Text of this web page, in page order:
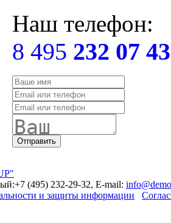
Наш телефон:
8 495 232 07 43
(495) 232-29-32, E-mail:
и защиты информации